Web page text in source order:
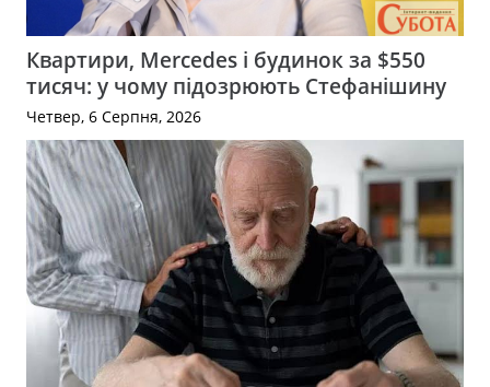
Квартири, Mercedes і будинок за $550
тисяч: у чому підозрюють Стефанішину
Четвер, 6 Серпня, 2026